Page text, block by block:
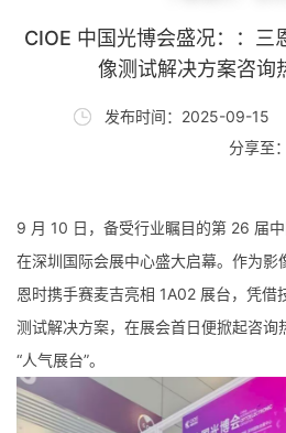
CIOE 中国光博会盛况：：三
像测试解决方案咨询
发布时间：2025-09-15
分享至：
9 月 10 日，备受行业瞩目的第 26 届中
在深圳国际会展中心盛大启幕。作为影
恩时携手赛麦吉亮相 1A02 展台，凭借
测试解决方案，在展会首日便掀起咨询
“人气展台”。